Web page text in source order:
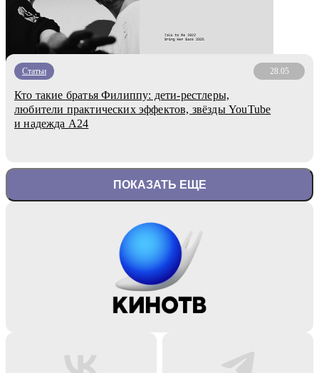
Статьи 28.05
Кто такие братья Филиппу: дети-рестлеры,
любители практических эффектов, звёзды YouTube
и надежда А24
ПОКАЗАТЬ ЕЩЕ